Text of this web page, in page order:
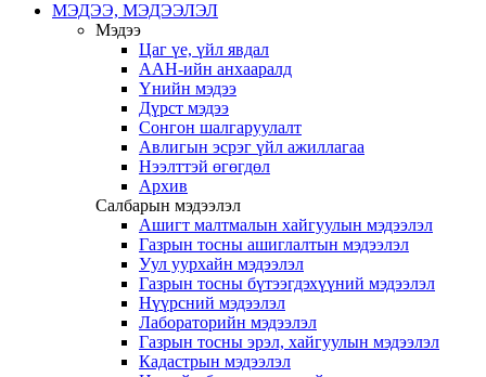
МЭДЭЭ, МЭДЭЭЛЭЛ
Мэдээ
Цаг үе, үйл явдал
ААН-ийн анхааралд
Үнийн мэдээ
Дүрст мэдээ
Сонгон шалгаруулалт
Авлигын эсрэг үйл ажиллагаа
Нээлттэй өгөгдөл
Архив
Салбарын мэдээлэл
Ашигт малтмалын хайгуулын мэдээлэл
Газрын тосны ашиглалтын мэдээлэл
Уул уурхайн мэдээлэл
Газрын тосны бүтээгдэхүүний мэдээлэл
Нүүрсний мэдээлэл
Лабораторийн мэдээлэл
Газрын тосны эрэл, хайгуулын мэдээлэл
Кадастрын мэдээлэл